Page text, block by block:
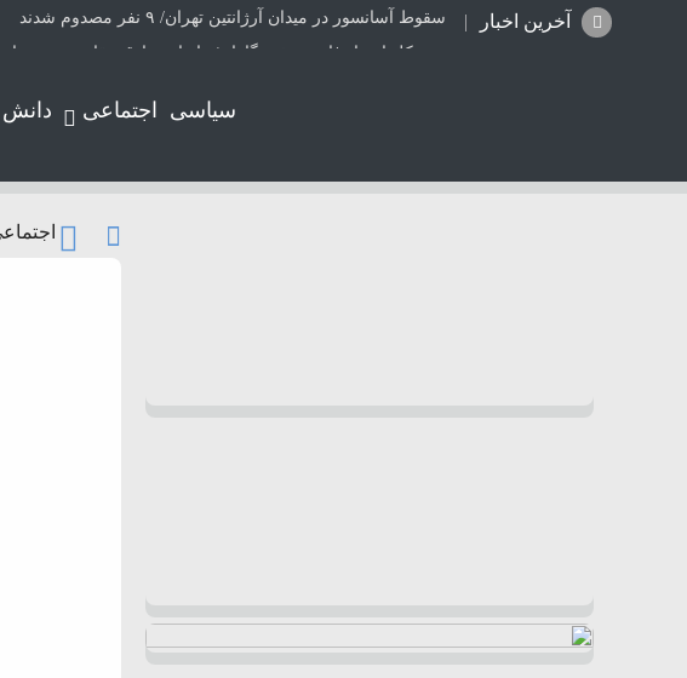
آخرین اخبار
سقوط آسانسور در میدان آرژانتین تهران/ ۹ نفر مصدوم شدند
مدیرکل ارشاد فارس: خبرنگاران؛ راویان صادق مقاومت و
قتل هولناک مداح سرشناس پس از ربوده شدن
تحسین کارگردان «جنگ و صلح» از سینمای ایران؛ روایتی از
سیاسی اجتماعی